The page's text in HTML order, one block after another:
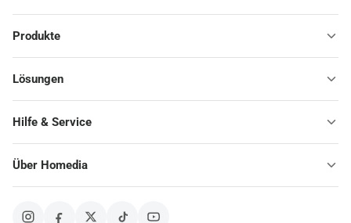
Produkte
Lösungen
Hilfe & Service
Über Homedia